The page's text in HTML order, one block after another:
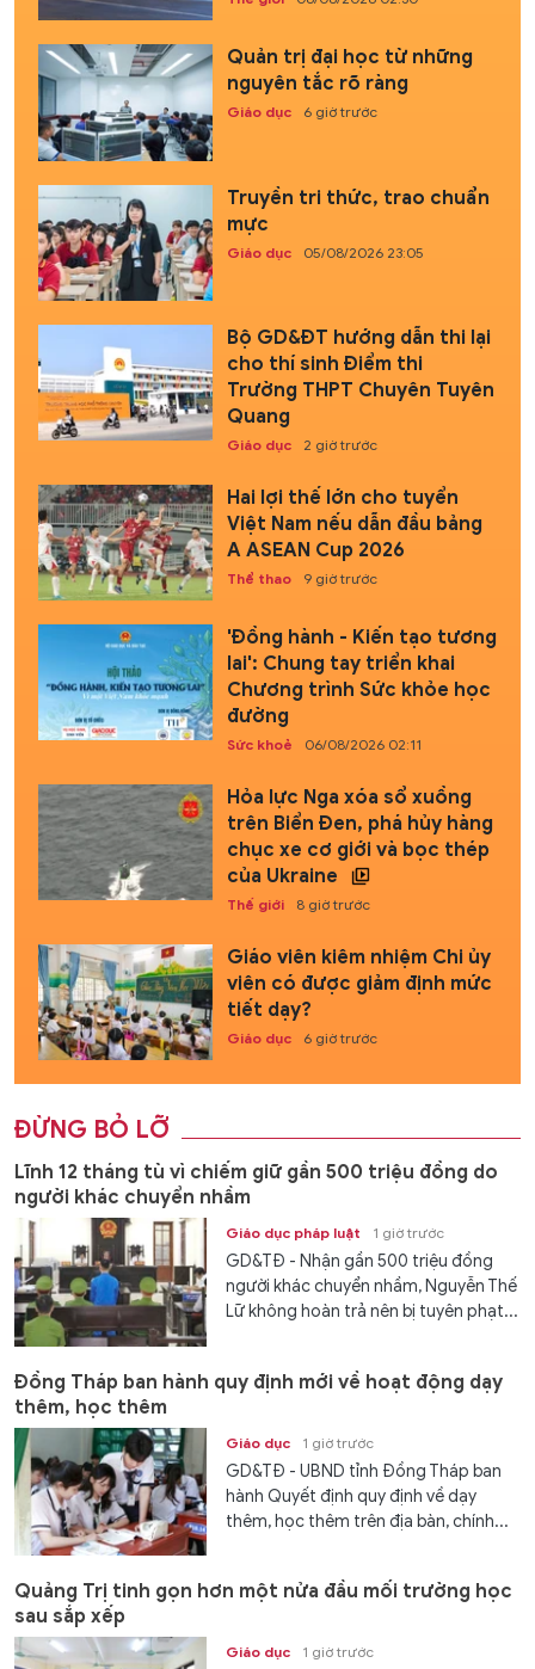
Quản trị đại học từ những
nguyên tắc rõ ràng
Giáo dục 6 giờ trước
Truyền tri thức, trao chuẩn
mực
Giáo dục 05/08/2026 23:05
Bộ GD&ĐT hướng dẫn thi lại
cho thí sinh Điểm thi
Trường THPT Chuyên Tuyên
Quang
Giáo dục 2 giờ trước
Hai lợi thế lớn cho tuyển
Việt Nam nếu dẫn đầu bảng
A ASEAN Cup 2026
Thể thao 9 giờ trước
'Đồng hành - Kiến tạo tương
lai': Chung tay triển khai
Chương trình Sức khỏe học
đường
Sức khoẻ 06/08/2026 02:11
Hỏa lực Nga xóa sổ xuồng
trên Biển Đen, phá hủy hàng
chục xe cơ giới và bọc thép
của Ukraine
Thế giới 8 giờ trước
Giáo viên kiêm nhiệm Chi ủy
viên có được giảm định mức
tiết dạy?
Giáo dục 6 giờ trước
ĐỪNG BỎ LỠ
Lĩnh 12 tháng tù vì chiếm giữ gần 500 triệu đồng do
người khác chuyển nhầm
Giáo dục pháp luật 1 giờ trước
GD&TĐ - Nhận gần 500 triệu đồng
người khác chuyển nhầm, Nguyễn Thế
Lữ không hoàn trả nên bị tuyên phạt...
Đồng Tháp ban hành quy định mới về hoạt động dạy
thêm, học thêm
Giáo dục 1 giờ trước
GD&TĐ - UBND tỉnh Đồng Tháp ban
hành Quyết định quy định về dạy
thêm, học thêm trên địa bàn, chính...
Quảng Trị tinh gọn hơn một nửa đầu mối trường học
sau sắp xếp
Giáo dục 1 giờ trước